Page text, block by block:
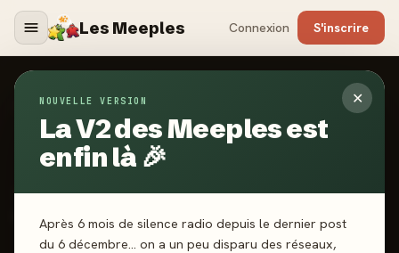
Les Meeples Connexion S'inscrire
✕
NOUVELLE VERSION
La V2 des Meeples est
enfin là 🎉
Après 6 mois de silence radio depuis le dernier post
du 6 décembre… on a un peu disparu des réseaux,
Jeux/Terres de Loups
2025·ORIGAMES
Terres de Loups